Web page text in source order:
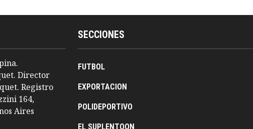
Director
Registro
164,
Aires
SECCIONES
FUTBOL
EXPORTACION
POLIDEPORTIVO
EL SUPLENTOON